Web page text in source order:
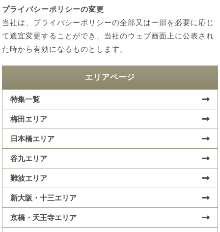
プライバシーポリシーの変更
当社は、プライバシーポリシーの全部又は一部を必要に応じ
て適宜変更することができ、当社のウェブ画面上に公表され
た時から有効になるものとします。
エリアページ
特集一覧
梅田エリア
日本橋エリア
谷九エリア
難波エリア
新大阪・十三エリア
京橋・天王寺エリア